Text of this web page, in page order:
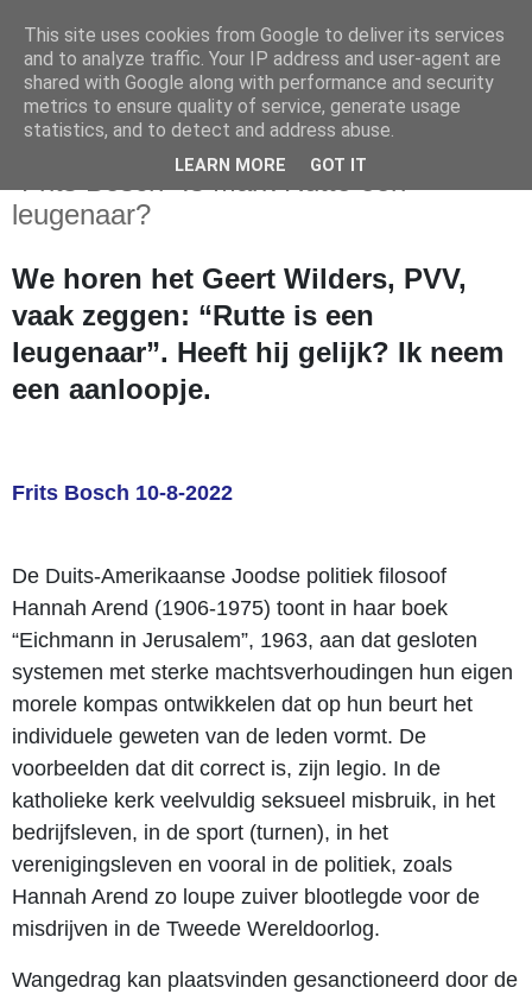
woensdag 10 augustus 2022
-Frits Bosch- Is Mark Rutte een
leugenaar?
We horen het Geert Wilders, PVV,
vaak zeggen: “Rutte is een
leugenaar”. Heeft hij gelijk? Ik neem
een aanloopje.
Frits Bosch 10-8-2022
De Duits-Amerikaanse Joodse politiek filosoof
Hannah Arend (1906-1975) toont in haar boek
“Eichmann in Jerusalem”, 1963, aan dat gesloten
systemen met sterke machtsverhoudingen hun eigen
morele kompas ontwikkelen dat op hun beurt het
individuele geweten van de leden vormt. De
voorbeelden dat dit correct is, zijn legio. In de
katholieke kerk veelvuldig seksueel misbruik, in het
bedrijfsleven, in de sport (turnen), in het
verenigingsleven en vooral in de politiek, zoals
Hannah Arend zo loupe zuiver blootlegde voor de
misdrijven in de Tweede Wereldoorlog.
Wangedrag kan plaatsvinden gesanctioneerd door de
This site uses cookies from Google to deliver its services
and to analyze traffic. Your IP address and user-agent are
shared with Google along with performance and security
metrics to ensure quality of service, generate usage
statistics, and to detect and address abuse.
LEARN MORE GOT IT